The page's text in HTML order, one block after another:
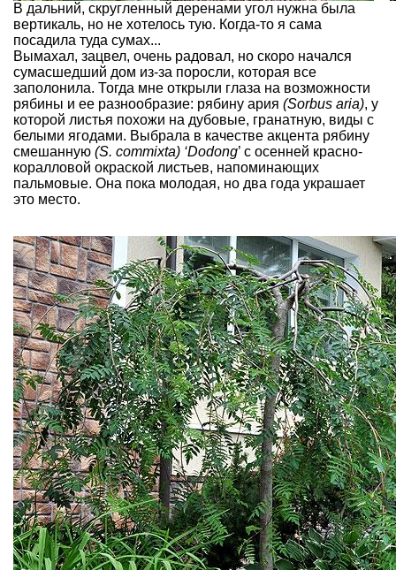
В дальний, скругленный деренами угол нужна была
вертикаль, но не хотелось тую. Когда-то я сама
посадила туда сумах...
Вымахал, зацвел, очень радовал, но скоро начался
сумасшедший дом из-за поросли, которая все
заполонила. Тогда мне открыли глаза на возможности
рябины и ее разнообразие: рябину ария (Sorbus aria), у
которой листья похожи на дубовые, гранатную, виды с
белыми ягодами. Выбрала в качестве акцента рябину
смешанную (S. commixta) ‘Dodong’ с осенней красно-
коралловой окраской листьев, напоминающих
пальмовые. Она пока молодая, но два года украшает
это место.